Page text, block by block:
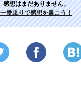
感想はまだありません。
一番乗りで感想を書こう！